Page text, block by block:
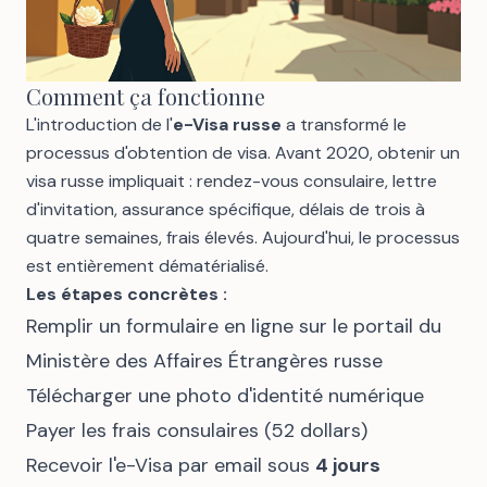
Comment ça fonctionne
L'introduction de l'e-Visa russe a transformé le
processus d'obtention de visa. Avant 2020, obtenir un
visa russe impliquait : rendez-vous consulaire, lettre
d'invitation, assurance spécifique, délais de trois à
quatre semaines, frais élevés. Aujourd'hui, le processus
est entièrement dématérialisé.
Les étapes concrètes :
Remplir un formulaire en ligne sur le portail du
Ministère des Affaires Étrangères russe
Télécharger une photo d'identité numérique
Payer les frais consulaires (52 dollars)
Recevoir l'e-Visa par email sous 4 jours